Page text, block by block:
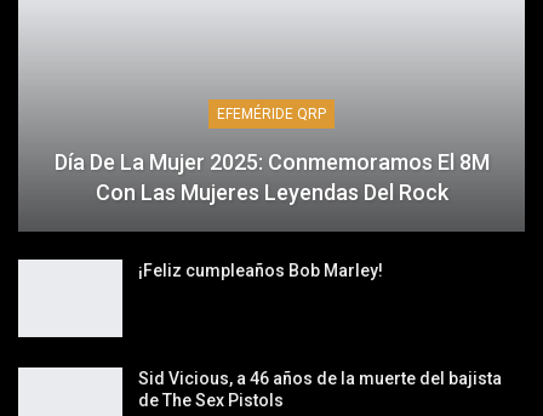
EFEMÉRIDE QRP
Día De La Mujer 2025: Conmemoramos El 8M
Con Las Mujeres Leyendas Del Rock
¡Feliz cumpleaños Bob Marley!
Sid Vicious, a 46 años de la muerte del bajista
de The Sex Pistols